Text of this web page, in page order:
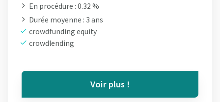
En procédure : 0.32 %
Durée moyenne : 3 ans
crowdfunding equity
crowdlending
Voir plus !